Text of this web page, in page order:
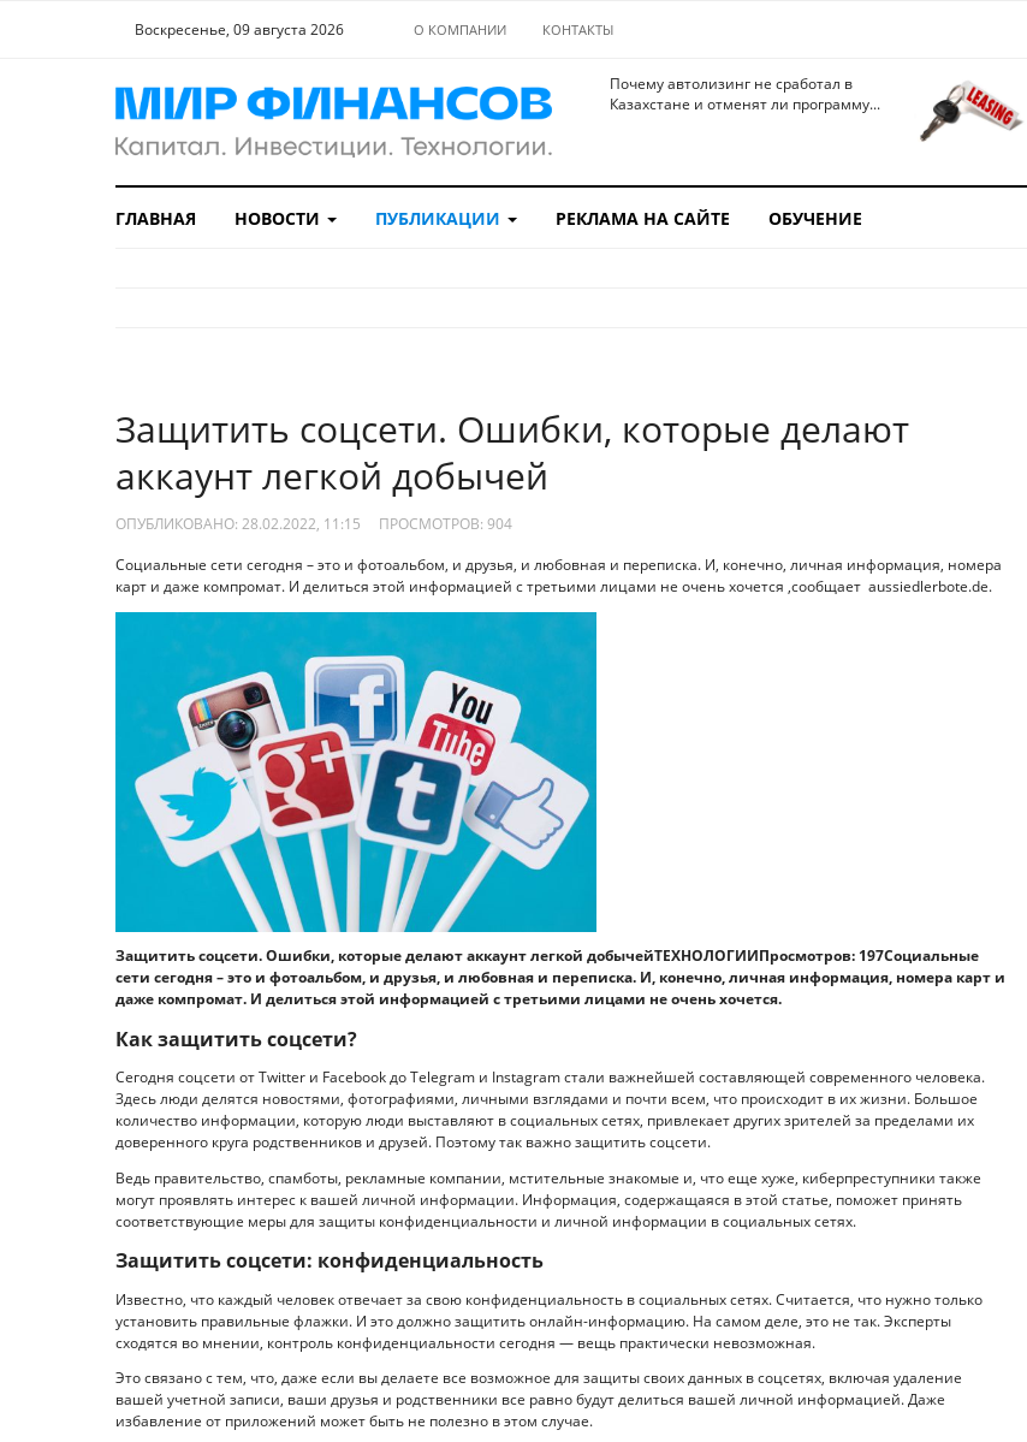
Воскресенье, 09 августа 2026 О КОМПАНИИ КОНТАКТЫ
Почему автолизинг не сработал в
Казахстане и отменят ли программу...
ГЛАВНАЯ НОВОСТИ ПУБЛИКАЦИИ РЕКЛАМА НА САЙТЕ ОБУЧЕНИЕ
Защитить соцсети. Ошибки, которые делают
аккаунт легкой добычей
ОПУБЛИКОВАНО: 28.02.2022, 11:15 ПРОСМОТРОВ: 904
Социальные сети сегодня – это и фотоальбом, и друзья, и любовная и переписка. И, конечно, личная информация, номера
карт и даже компромат. И делиться этой информацией с третьими лицами не очень хочется ,сообщает aussiedlerbote.de.
Защитить соцсети. Ошибки, которые делают аккаунт легкой добычейТЕХНОЛОГИИПросмотров: 197Социальные
сети сегодня – это и фотоальбом, и друзья, и любовная и переписка. И, конечно, личная информация, номера карт и
даже компромат. И делиться этой информацией с третьими лицами не очень хочется.
Как защитить соцсети?
Сегодня соцсети от Twitter и Facebook до Telegram и Instagram стали важнейшей составляющей современного человека.
Здесь люди делятся новостями, фотографиями, личными взглядами и почти всем, что происходит в их жизни. Большое
количество информации, которую люди выставляют в социальных сетях, привлекает других зрителей за пределами их
доверенного круга родственников и друзей. Поэтому так важно защитить соцсети.
Ведь правительство, спамботы, рекламные компании, мстительные знакомые и, что еще хуже, киберпреступники также
могут проявлять интерес к вашей личной информации. Информация, содержащаяся в этой статье, поможет принять
соответствующие меры для защиты конфиденциальности и личной информации в социальных сетях.
Защитить соцсети: конфиденциальность
Известно, что каждый человек отвечает за свою конфиденциальность в социальных сетях. Считается, что нужно только
установить правильные флажки. И это должно защитить онлайн-информацию. На самом деле, это не так. Эксперты
сходятся во мнении, контроль конфиденциальности сегодня — вещь практически невозможная.
Это связано с тем, что, даже если вы делаете все возможное для защиты своих данных в соцсетях, включая удаление
вашей учетной записи, ваши друзья и родственники все равно будут делиться вашей личной информацией. Даже
избавление от приложений может быть не полезно в этом случае.